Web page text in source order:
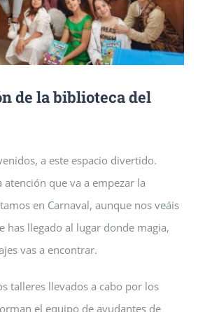
del profesorado
educativos
Educativa
(FSE)
de la biblioteca del
a este espacio divertido.
atención que va a empezar la
en Carnaval, aunque nos veáis
has llegado al lugar donde magia,
vas a encontrar.
talleres llevados a cabo por los
el equipo de ayudantes de